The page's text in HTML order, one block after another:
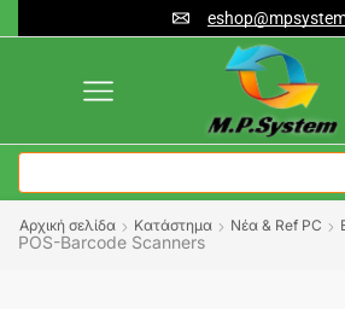
Αρχική σελίδα Κατάστημα Νέα & Ref PC
POS-Barcode Scanners